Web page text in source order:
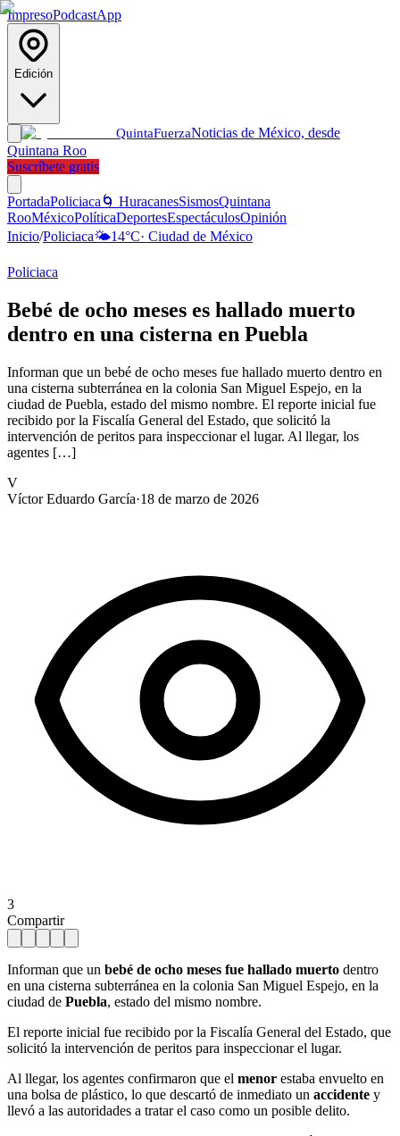
ImpresoPodcastApp
Edición
QuintaFuerzaNoticias de México, desde
Quintana Roo
Suscríbete gratis
PortadaPoliciaca 🌀 HuracanesSismosQuintana
RooMéxicoPolíticaDeportesEspectáculosOpinión
Inicio/Policiaca🌤️14°C· Ciudad de México
Policiaca
Bebé de ocho meses es hallado muerto
dentro en una cisterna en Puebla
Informan que un bebé de ocho meses fue hallado muerto dentro en
una cisterna subterránea en la colonia San Miguel Espejo, en la
ciudad de Puebla, estado del mismo nombre. El reporte inicial fue
recibido por la Fiscalía General del Estado, que solicitó la
intervención de peritos para inspeccionar el lugar. Al llegar, los
agentes […]
V
Víctor Eduardo García·18 de marzo de 2026
3
Compartir
Informan que un bebé de ocho meses fue hallado muerto dentro
en una cisterna subterránea en la colonia San Miguel Espejo, en la
ciudad de Puebla, estado del mismo nombre.
El reporte inicial fue recibido por la Fiscalía General del Estado, que
solicitó la intervención de peritos para inspeccionar el lugar.
Al llegar, los agentes confirmaron que el menor estaba envuelto en
una bolsa de plástico, lo que descartó de inmediato un accidente y
llevó a las autoridades a tratar el caso como un posible delito.